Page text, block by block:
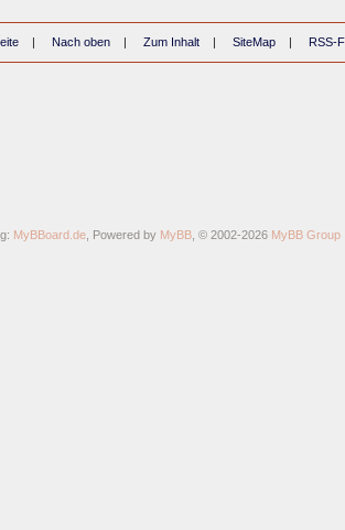
| Nach oben | Zum Inhalt | SiteMap | RSS-
MyBBoard.de , Powered by MyBB , © 2002-2026 MyBB Group